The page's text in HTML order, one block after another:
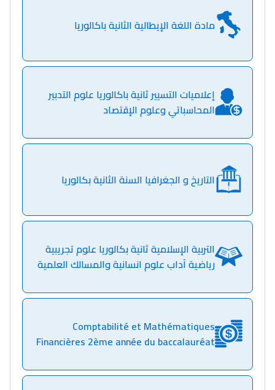
Ki Derti Liha
باش تقدر تساعد الناس
يلقاو التوازن من الدّاخل
ومن الخارج، بشرى
خطوة بخطوة - مترجم
القراية و الخدمة فمجال
تقويم البصر مع المختصّة
مريم الزواكي
مسار عبد العزيز فتيشي،
المبدع فمجال الديكور و
أكادير أوفلا
سقطت فالباك و سنة
2011 بدّلاتني بزّاف، مسار
إلياس أريدال، إطار
فمنظّمة دولية
مادة اللغة الإيطالية الثانية باكالوريا
إعلاميات التسيير ثانية باكالوريا علوم التدبير
المحاسباتي وعلوم الإقتصاد
التاريخ و الجغرافيا السنة الثانية بكالوريا
التربية الإسلامية ثانية بكالوريا علوم تجريبية
رياضية آداب علوم انسانية والمسالك العلمية
Comptabilité et Mathématiques
Financières 2ème année du baccalauréat